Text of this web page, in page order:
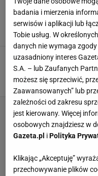
Pierogi,
kuchnię?
BIGOS
Bigosu
BIGOS BUŁKI
badania i mierzenia
serwisów i aplikacji lub
Tobie usług. W
danych nie wymaga
uzasadniony interes
S.A. – lub Zaufanych
możesz się sprzeciwić,
Zaawansowanych” lub
zależności od zakresu
jest kierowany. Więcej
osobowych znajdziesz w
Gazeta.pl iPolityka
Klikając „Akceptuję”
przechowywanie plików